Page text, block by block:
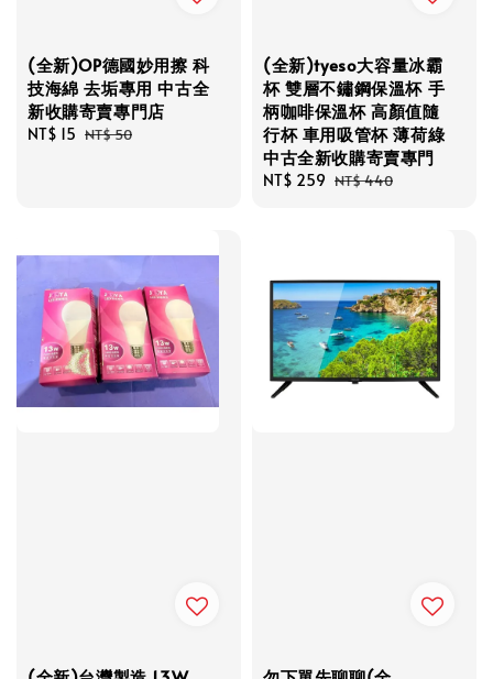
(全新)OP德國妙用擦 科
技海綿 去垢專用 中古全
新收購寄賣專門店
Sale
NT$ 15 Regular
NT$ 50
(全新)tyeso大容量冰霸
杯 雙層不鏽鋼保溫杯 手
柄咖啡保溫杯 高顏值隨
行杯 車用吸管杯 薄荷綠
中古全新收購寄賣專門
Sale
NT$ 259 Regular
NT$ 440